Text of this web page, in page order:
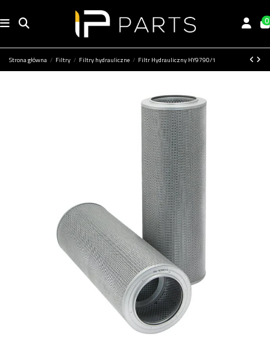
0
Strona główna Filtry Filtry hydrauliczne Filtr Hydrauliczny HY9790/1